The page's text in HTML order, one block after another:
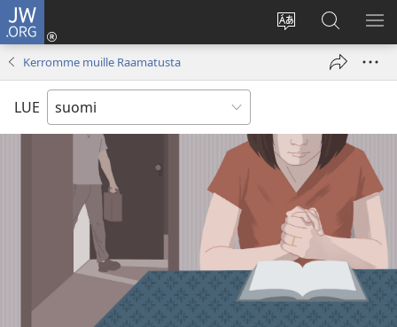
JW.ORG
Vaihda
sivuston
Kirjaudu
(avaa
Hae
JW.ORG-
sivustolta
Kerromme muille Raamatusta
LUE